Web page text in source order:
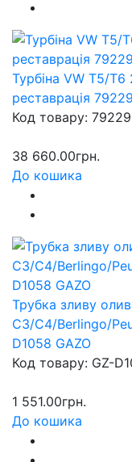
Турбіна VW T5/
реставрація
Код товару:
38 660.00грн.
До кошика
Трубка зливу
C3/C4/Berlingo/
D1058 GAZO
Код товару: GZ-
1 551.00грн.
До кошика